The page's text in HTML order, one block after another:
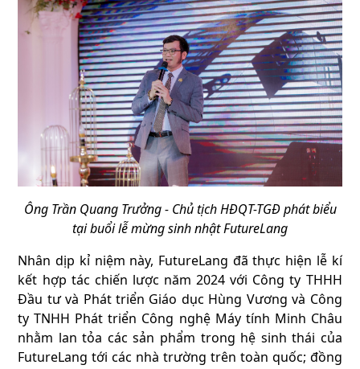
Ông Trần Quang Trưởng - Chủ tịch HĐQT-TGĐ phát biểu
tại buổi lễ mừng sinh nhật FutureLang
Nhân dịp kỉ niệm này, FutureLang đã thực hiện lễ kí
kết hợp tác chiến lược năm 2024 với Công ty THHH
Đầu tư và Phát triển Giáo dục Hùng Vương và Công
ty TNHH Phát triển Công nghệ Máy tính Minh Châu
nhằm lan tỏa các sản phẩm trong hệ sinh thái của
FutureLang tới các nhà trường trên toàn quốc; đồng